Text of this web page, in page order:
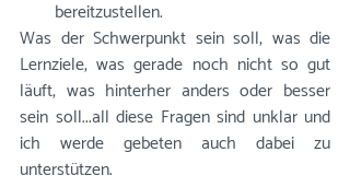
bereitzustellen.
Was der Schwerpunkt sein soll, was die
Lernziele, was gerade noch nicht so gut
läuft, was hinterher anders oder besser
sein soll...all diese Fragen sind unklar und
ich werde gebeten auch dabei zu
unterstützen.